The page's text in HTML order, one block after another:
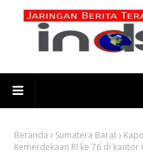
Beranda Sumatera Barat
Kemerdekaan RI ke 76 di kantor